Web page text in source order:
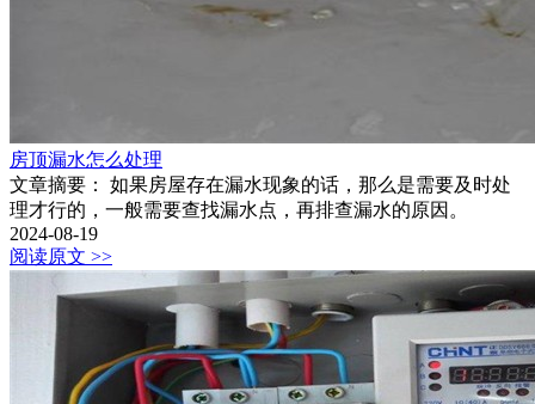
房顶漏水怎么处理
文章摘要： 如果房屋存在漏水现象的话，那么是需要及时处
理才行的，一般需要查找漏水点，再排查漏水的原因。
2024-08-19
阅读原文 >>